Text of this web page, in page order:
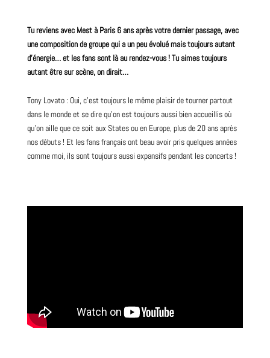
Tu reviens avec Mest à Paris 6 ans après votre dernier passage, avec
une composition de groupe qui a un peu évolué mais toujours autant
d’énergie… et les fans sont là au rendez-vous ! Tu aimes toujours
autant être sur scène, on dirait…
Tony Lovato : Oui, c’est toujours le même plaisir de tourner partout
dans le monde et se dire qu’on est toujours aussi bien accueillis où
qu’on aille que ce soit aux States ou en Europe, plus de 20 ans après
nos débuts ! Et les fans français ont beau avoir pris quelques années
comme moi, ils sont toujours aussi expansifs pendant les concerts !